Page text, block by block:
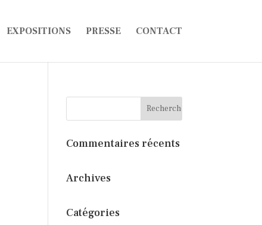
EXPOSITIONS PRESSE CONTACT
Commentaires récents
Archives
Catégories